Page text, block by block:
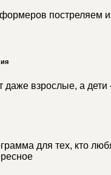
постреляем
даже взрослые, а дети
для тех, кто